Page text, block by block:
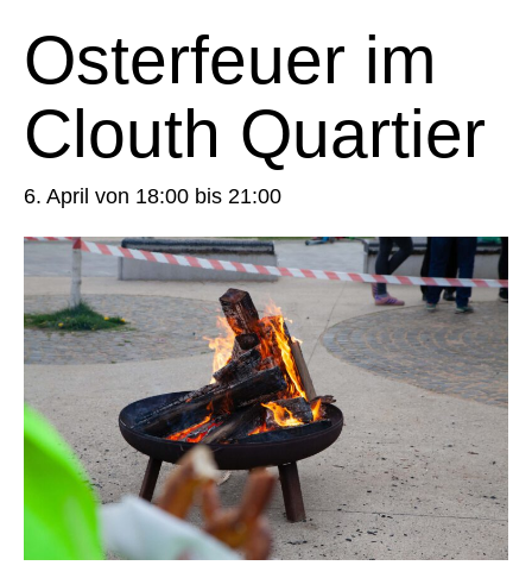
Osterfeuer im
Clouth Quartier
6. April von 18:00 bis 21:00